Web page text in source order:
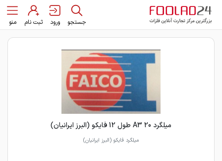
جستجو ورود ثبت نام منو
میلگرد 20 A3 طول 12 فایکو (البرز ایرانیان)
میلگرد فایکو (البرز ایرانیان)